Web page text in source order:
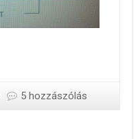
5 hozzászólás